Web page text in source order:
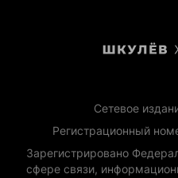
Сетевое
Регистрационный
Зарегистрировано
сфере связи,